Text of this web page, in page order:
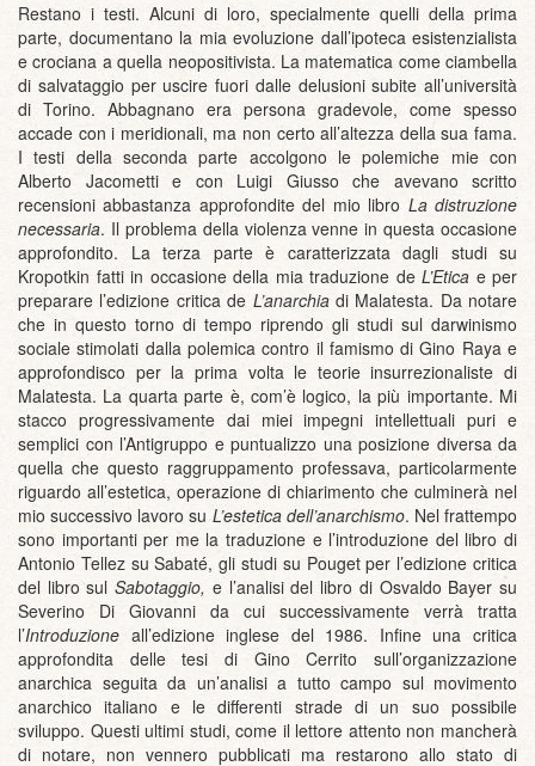
Restano i testi. Alcuni di loro, specialmente quelli della prima
parte, documentano la mia evoluzione dall’ipoteca esistenzialista
e crociana a quella neopositivista. La matematica come ciambella
di salvataggio per uscire fuori dalle delusioni subite all’università
di Torino. Abbagnano era persona gradevole, come spesso
accade con i meridionali, ma non certo all’altezza della sua fama.
I testi della seconda parte accolgono le polemiche mie con
Alberto Jacometti e con Luigi Giusso che avevano scritto
recensioni abbastanza approfondite del mio libro La distruzione
necessaria. Il problema della violenza venne in questa occasione
approfondito. La terza parte è caratterizzata dagli studi su
Kropotkin fatti in occasione della mia traduzione de L’Etica e per
preparare l’edizione critica de L’anarchiadi Malatesta. Da notare
che in questo torno di tempo riprendo gli studi sul darwinismo
sociale stimolati dalla polemica contro il famismo di Gino Raya e
approfondisco per la prima volta le teorie insurrezionaliste di
Malatesta. La quarta parte è, com’è logico, la più importante. Mi
stacco progressivamente dai miei impegni intellettuali puri e
semplici con l’Antigruppo e puntualizzo una posizione diversa da
quella che questo raggruppamento professava, particolarmente
riguardo all’estetica, operazione di chiarimento che culminerà nel
mio successivo lavoro su L’estetica dell’anarchismo. Nel frattempo
sono importanti per me la traduzione e l’introduzione del libro di
Antonio Tellez su Sabaté, gli studi su Pouget per l’edizione critica
del libro sulSabotaggio, e l’analisi del libro di Osvaldo Bayer su
Severino Di Giovanni da cui successivamente verrà tratta
l’Introduzione all’edizione inglese del 1986. Infine una critica
approfondita delle tesi di Gino Cerrito sull’organizzazione
anarchica seguita da un’analisi a tutto campo sul movimento
anarchico italiano e le differenti strade di un suo possibile
sviluppo. Questi ultimi studi, come il lettore attento non mancherà
di notare, non vennero pubblicati ma restarono allo stato di